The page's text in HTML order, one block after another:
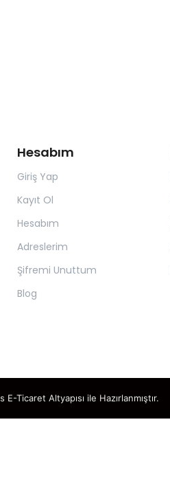
Hesabım
Giriş Yap
Kayıt Ol
Hesabım
Adreslerim
Şifremi Unuttum
Blog
E-Ticaret Altyapısı ile Hazırlanmıştır.